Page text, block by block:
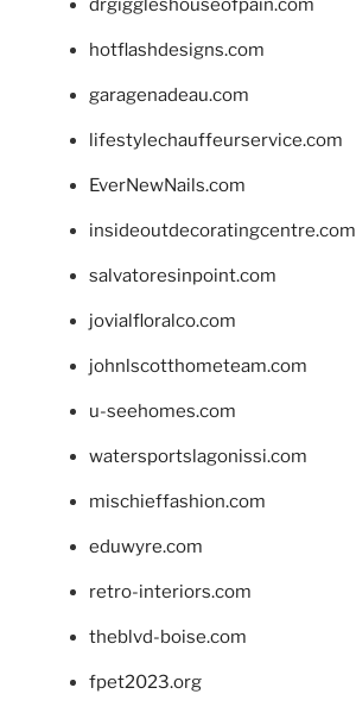
drgiggleshouseofpain.com
hotflashdesigns.com
garagenadeau.com
lifestylechauffeurservice.com
EverNewNails.com
insideoutdecoratingcentre.com
salvatoresinpoint.com
jovialfloralco.com
johnlscotthometeam.com
u-seehomes.com
watersportslagonissi.com
mischieffashion.com
eduwyre.com
retro-interiors.com
theblvd-boise.com
fpet2023.org